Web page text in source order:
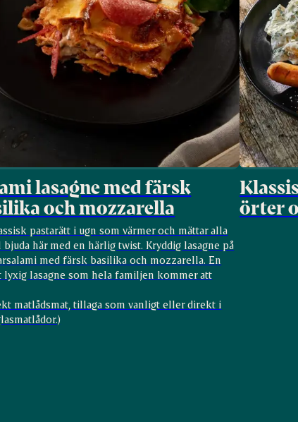
lasagne med färsk
och mozzarella
pastarätt i ugn som värmer och mättar alla
bjuda här med en härlig twist. Kryddig lasagne på
med färsk basilika och mozzarella. En
lasagne som hela familjen kommer att
matlådsmat, tillaga som vanligt eller direkt i
örter